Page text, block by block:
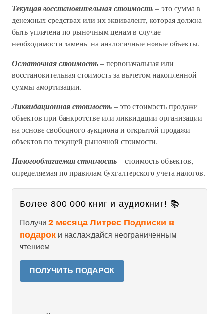
Текущая восстановительная стоимость– это сумма в
денежных средствах или их эквивалент, которая должна
быть уплачена по рыночным ценам в случае
необходимости замены на аналогичные новые объекты.
Остаточная стоимость– первоначальная или
восстановительная стоимость за вычетом накопленной
суммы амортизации.
Ликвидационная стоимость– это стоимость продажи
объектов при банкротстве или ликвидации организации
на основе свободного аукциона и открытой продажи
объектов по текущей рыночной стоимости.
Налогооблагаемая стоимость– стоимость объектов,
определяемая по правилам бухгалтерского учета налогов.
Более 800 000 книг и аудиокниг! 📚
Получи 2 месяца Литрес Подписки в
подарок и наслаждайся неограниченным
чтением
ПОЛУЧИТЬ ПОДАРОК